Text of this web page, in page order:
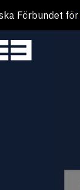
Förbundet för